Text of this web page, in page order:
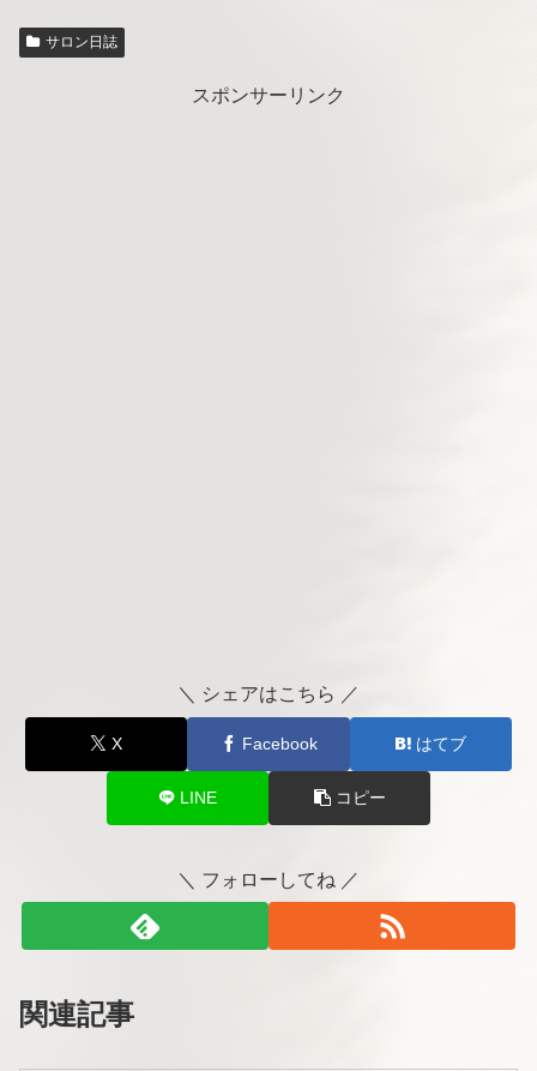
サロン日誌
スポンサーリンク
＼ シェアはこちら ／
X Facebook はてブ
LINE コピー
＼ フォローしてね ／
関連記事